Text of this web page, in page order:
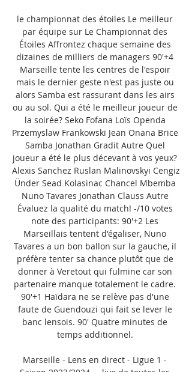
le championnat des étoiles Le meilleur
par équipe sur Le Championnat des
Étoiles Affrontez chaque semaine des
dizaines de milliers de managers 90'+4
Marseille tente les centres de l'espoir
mais le dernier geste n'est pas juste ou
alors Samba est rassurant dans les airs
ou au sol. Qui a été le meilleur joueur de
la soirée? Seko Fofana Loïs Openda
Przemyslaw Frankowski Jean Onana Brice
Samba Jonathan Gradit Autre Quel
joueur a été le plus décevant à vos yeux?
Alexis Sanchez Ruslan Malinovskyi Cengiz
Ünder Sead Kolasinac Chancel Mbemba
Nuno Tavares Jonathan Clauss Autre
Évaluez la qualité du match! -/10 votes
note des participants: 90'+2 Les
Marseillais tentent d'égaliser, Nuno
Tavares a un bon ballon sur la gauche, il
préfère tenter sa chance plutôt que de
donner à Veretout qui fulmine car son
partenaire manque totalement le cadre.
90'+1 Haïdara ne se relève pas d'une
faute de Guendouzi qui fait se lever le
banc lensois. 90' Quatre minutes de
temps additionnel.
Marseille - Lens en direct - Ligue 1 -